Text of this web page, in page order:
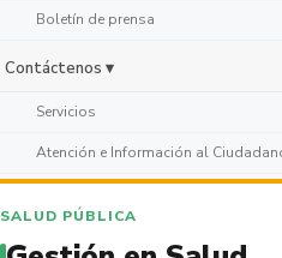
Boletín de prensa
Contáctenos ▾
Servicios
Atención e Información al
SALUD PÚBLICA